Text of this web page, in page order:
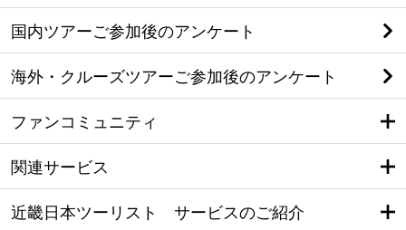
国内ツアーご参加後のアンケート
海外・クルーズツアーご参加後のアンケート
ファンコミュニティ
関連サービス
近畿日本ツーリスト サービスのご紹介